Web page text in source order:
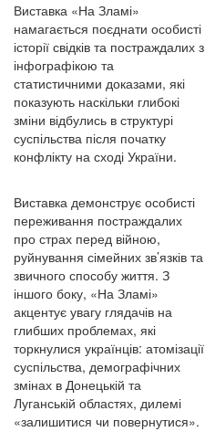
Виставка «На Зламі»
намагається поєднати особисті
історії свідків та постраждалих з
інфографікою та
статистичними доказами, які
показують наскільки глибокі
зміни відбулись в структурі
суспільства після початку
конфлікту на сході України.
Виставка демонструє особисті
переживання постраждалих
про страх перед війною,
руйнування сімейних зв’язків та
звичного способу життя. З
іншого боку, «На Зламі»
акцентує увагу глядачів на
глибших проблемах, які
торкнулися українців: атомізації
суспільства, демографічних
змінах в Донецькій та
Луганській областях, дилемі
«залишитися чи повернутися».